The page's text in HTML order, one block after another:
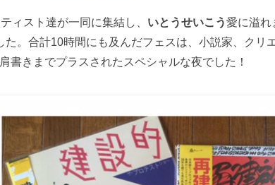
ィスト達が一同に集結し、 いとうせいこう愛に溢れ
。合計10時間にも及んだフェスは、小説家、クリ
きまでプラスされたスペシャルな夜でした！